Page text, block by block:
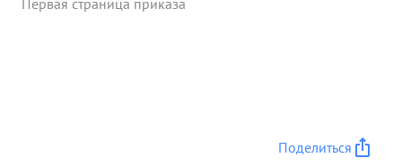
Первая страница приказа
Поделиться